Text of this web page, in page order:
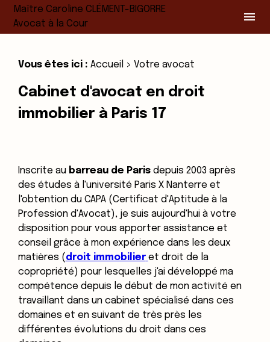
Maître Caroline CLÉMENT-BIGORRE
Avocat à la Cour
menu
Vous êtes ici : Accueil > Votre avocat
Cabinet d'avocat en droit
immobilier à Paris 17
Inscrite au barreau de Parisdepuis 2003 après
des études à l'université Paris X Nanterre et
l'obtention du CAPA (Certificat d'Aptitude à la
Profession d'Avocat), je suis aujourd'hui à votre
disposition pour vous apporter assistance et
conseil grâce à mon expérience dans les deux
matières (droit immobilier et droit de la
copropriété) pour lesquelles j'ai développé ma
compétence depuis le début de mon activité en
travaillant dans un cabinet spécialisé dans ces
domaines et en suivant de très près les
différentes évolutions du droit dans ces
Panneau de gestion des cookies